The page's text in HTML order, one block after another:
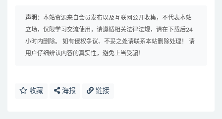
声明： 本站资源来自会员发布以及互联网公开收集，不代表本站
立场，仅限学习交流使用，请遵循相关法律法规，请在下载后24
小时内删除。 如有侵权争议、不妥之处请联系本站删除处理！ 请
用户仔细辨认内容的真实性，避免上当受骗！
收藏 海报 链接